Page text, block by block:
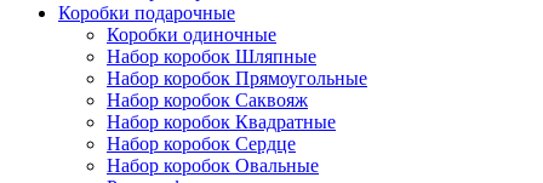
Коробки подарочные
Коробки одиночные
Набор коробок Шляпные
Набор коробок Прямоугольные
Набор коробок Саквояж
Набор коробок Квадратные
Набор коробок Сердце
Набор коробок Овальные